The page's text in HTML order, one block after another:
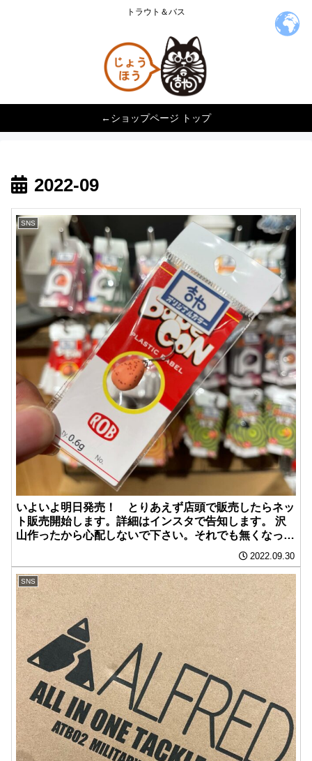
トラウト＆バス
←ショップページ トップ
2022-09
SNS
いよいよ明日発売！ とりあえず店頭で販売したらネッ
ト販売開始します。詳細はインスタで告知します。 沢
山作ったから心配しないで下さい。それでも無くなった
2022.09.30
SNS